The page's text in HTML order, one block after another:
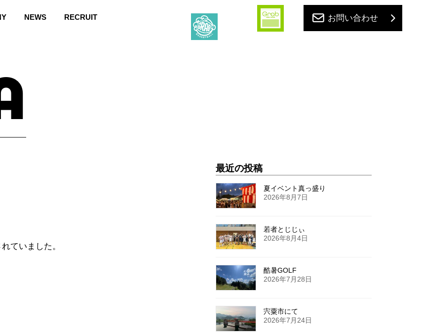
お問い合わせ
NEWS RECRUIT
ていました。
最近の投稿
夏イベント真っ盛り
2026年8月7日
若者とじじぃ
2026年8月4日
酷暑GOLF
2026年7月28日
宍粟市にて
2026年7月24日